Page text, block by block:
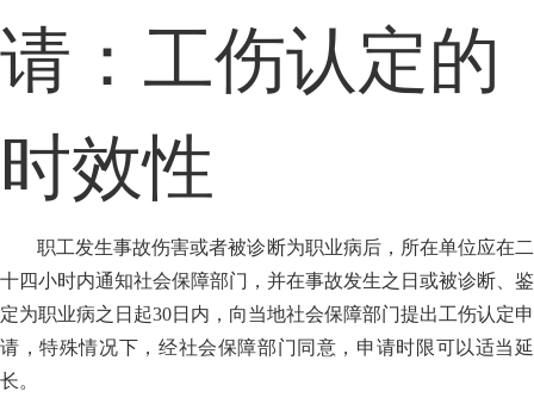
请：工伤认定的
时效性
职工发生事故伤害或者被诊断为职业病后，所在单位应在二
十四小时内通知社会保障部门，并在事故发生之日或被诊断、鉴
定为职业病之日起30日内，向当地社会保障部门提出工伤认定申
请，特殊情况下，经社会保障部门同意，申请时限可以适当延
长。